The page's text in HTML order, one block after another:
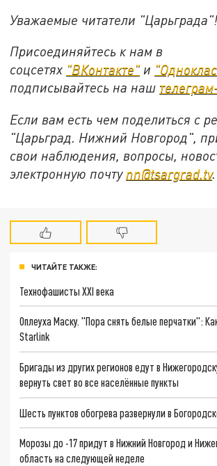
Уважаемые читатели "Царьграда"!
Присоединяйтесь к нам в
соцсетях "ВКонтакте" и
подписывайтесь на наш
Если вам есть чем поделиться с
"Царьград. Нижний Новгород",
свои наблюдения, вопросы,
электронную почту nn@tsargrad.tv.
ЧИТАЙТЕ ТАКЖЕ:
Технофашисты XXI века
Оплеуха Маску. "Пора снять белые перчатки":
Starlink
Бригады из других регионов едут в
вернуть свет во все населённые пункты
Шесть пунктов обогрева развернули в
Морозы до -17 придут в Нижний Новгород и
область на следующей неделе